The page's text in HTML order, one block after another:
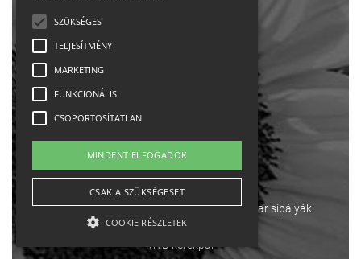
Impresszum-kapcsolat
English
Ebike Osztrák sípályák Magyar sípályák
MTB kerékpár
SZÜKSÉGES
TELJESÍTMÉNY
MARKETING
FUNKCIONÁLIS
CSOPORTOSÍTATLAN
MINDENT ELFOGADOK
CSAK A SZÜKSÉGESET
COOKIE RÉSZLETEK